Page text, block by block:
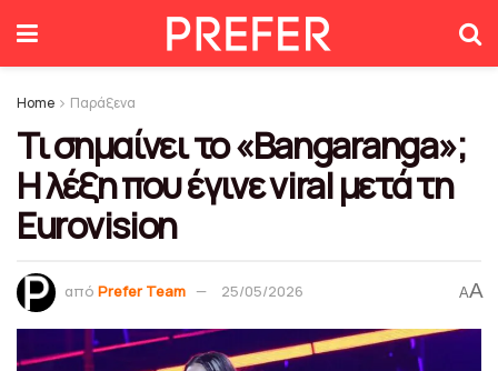
Home Παράξενα
Τι σημαίνει το «Bangaranga»;
Η λέξη που έγινε viral μετά τη
Eurovision
από Prefer Team 25/05/2026 AA